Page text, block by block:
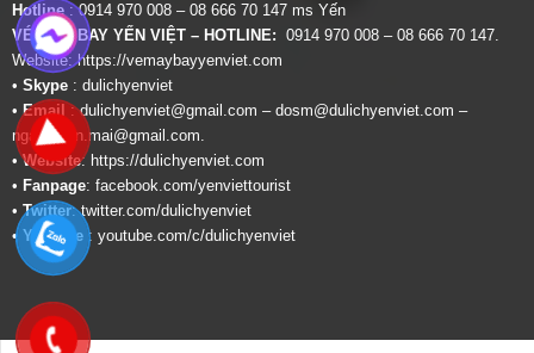
Hotline : 0914 970 008 – 08 666 70 147 ms Yến
VÉ MÁY BAY YẾN VIỆT – HOTLINE: 0914 970 008 – 08 666 70 147.
Website:https://vemaybayyenviet.com
• Skype : dulichyenviet
•Email :dulichyenviet@gmail.com – dosm@dulichyenviet.com –
ngan.phan.mai@gmail.com.
•Website: https://dulichyenviet.com
• Fanpage: facebook.com/yenviettourist
• Twitter:twitter.com/dulichyenviet
• Youtube : youtube.com/c/dulichyenviet